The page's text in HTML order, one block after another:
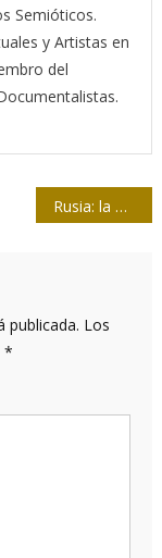
Semióticos.
y Artistas en
del
Rusia: la economía 2021-22 (III)
publicada. Los
*